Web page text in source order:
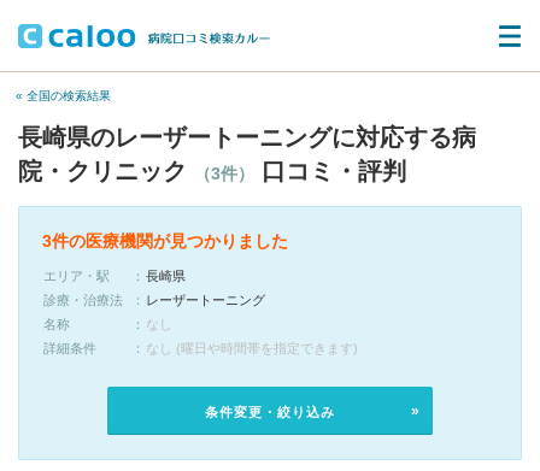
« 全国の検索結果
長崎県のレーザートーニングに対応する病
院・クリニック
（3件） 口コミ・評判
3件の医療機関が見つかりました
エリア・駅
長崎県
診療・治療法
レーザートーニング
名称
なし
詳細条件
なし (曜日や時間帯を指定できます)
条件変更・絞り込み